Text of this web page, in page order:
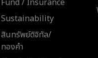
Fund / Insurance
Sustainability
สินทรัพย์ดิจิทัล/
ทองคำ